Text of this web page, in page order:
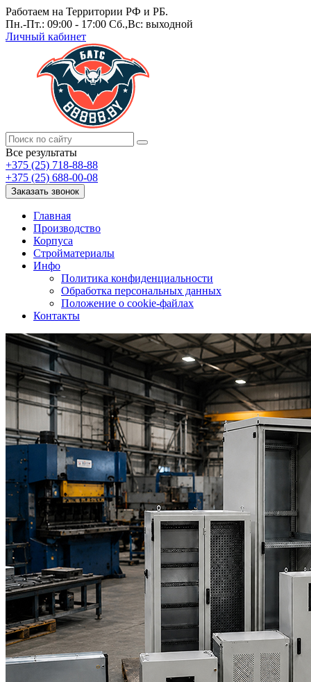
Работаем на Территории РФ и РБ.
Пн.-Пт.: 09:00 - 17:00 Сб.,Вс: выходной
Личный кабинет
Все результаты
+375 (25) 718-88-88
+375 (25) 688-00-08
Заказать звонок
Главная
Производство
Корпуса
Стройматериалы
Инфо
Политика конфиденциальности
Обработка персональных данных
Положение о cookie-файлах
Контакты